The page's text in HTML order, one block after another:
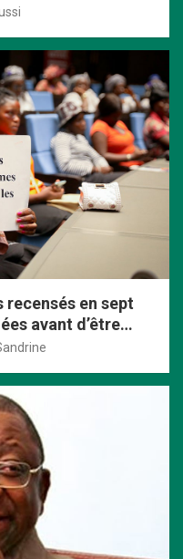
en sept
avant d’être